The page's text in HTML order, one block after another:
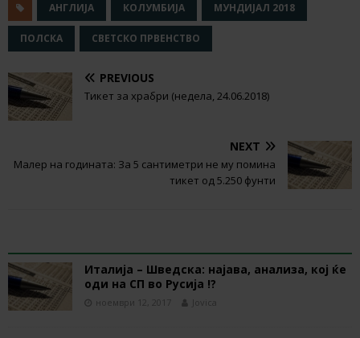
АНГЛИЈА КОЛУМБИЈА МУНДИЈАЛ 2018
ПОЛСКА СВЕТСКО ПРВЕНСТВО
PREVIOUS
Тикет за храбри (недела, 24.06.2018)
NEXT
Малер на годината: За 5 сантиметри не му помина
тикет од 5.250 фунти
Италија – Шведска: најава, анализа, кој ќе
оди на СП во Русија !?
ноември 12, 2017 Jovica